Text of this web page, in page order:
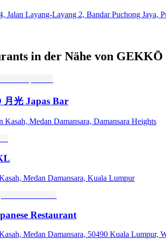
Jalan Layang-Layang 2, Bandar Puchong Jaya,
in der Nähe von GEKKŌ
光 Japas Bar
Kasah, Medan Damansara, Damansara Heights
Medan Damansara, Kuala Lumpur
Restaurant
Medan Damansara, 50490 Kuala Lumpur,